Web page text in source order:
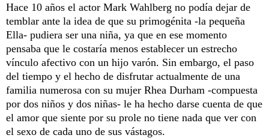
Hace 10 años el actor Mark Wahlberg no podía dejar de
temblar ante la idea de que su primogénita -la pequeña
Ella- pudiera ser una niña, ya que en ese momento
pensaba que le costaría menos establecer un estrecho
vínculo afectivo con un hijo varón. Sin embargo, el paso
del tiempo y el hecho de disfrutar actualmente de una
familia numerosa con su mujer Rhea Durham -compuesta
por dos niños y dos niñas- le ha hecho darse cuenta de que
el amor que siente por su prole no tiene nada que ver con
el sexo de cada uno de sus vástagos.